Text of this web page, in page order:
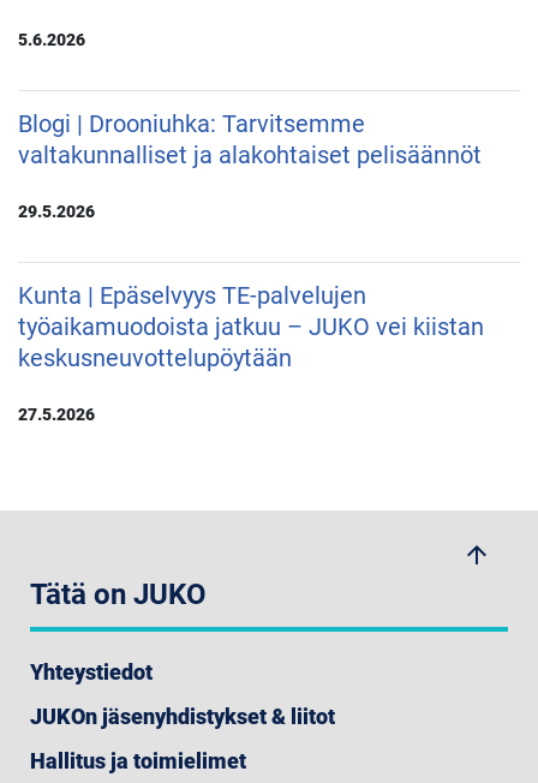
5.6.2026
Blogi | Drooniuhka: Tarvitsemme
valtakunnalliset ja alakohtaiset pelisäännöt
29.5.2026
Kunta | Epäselvyys TE-palvelujen
työaikamuodoista jatkuu – JUKO vei kiistan
keskusneuvottelupöytään
27.5.2026
arrow_upwards
Tätä on JUKO
Yhteystiedot
JUKOn jäsenyhdistykset & liitot
Hallitus ja toimielimet